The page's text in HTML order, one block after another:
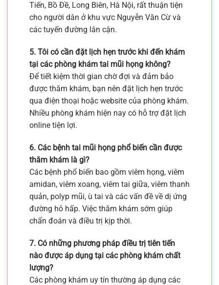
Tiến, Bồ Đề, Long Biên, Hà Nội, rất thuận tiện
cho người dân ở khu vực Nguyễn Văn Cừ và
các tuyến đường lân cận.
5. Tôi có cần đặt lịch hẹn trước khi đến khám
tại các phòng khám tai mũi họng không?
Để tiết kiệm thời gian chờ đợi và đảm bảo
được thăm khám, bạn nên đặt lịch hẹn trước
qua điện thoại hoặc website của phòng khám.
Nhiều phòng khám hiện nay có hỗ trợ đặt lịch
online tiện lợi.
6. Các bệnh tai mũi họng phổ biến cần được
thăm khám là gì?
Các bệnh phổ biến bao gồm viêm họng, viêm
amidan, viêm xoang, viêm tai giữa, viêm thanh
quản, polyp mũi, ù tai và các vấn đề về dị ứng
đường hô hấp. Việc thăm khám sớm giúp
chẩn đoán và điều trị kịp thời.
7. Có những phương pháp điều trị tiên tiến
nào được áp dụng tại các phòng khám chất
lượng?
Các phòng khám uy tín thường áp dụng các